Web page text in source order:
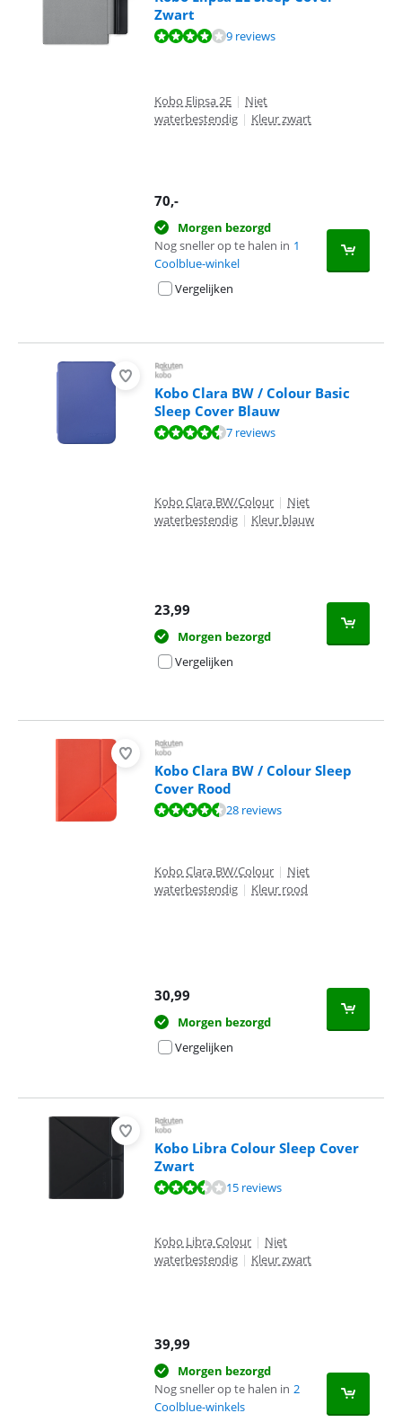
Zwart
Beoordeling is 7,9 van de 10, gebaseerd op 9 reviews.
9 reviews
Kobo Elipsa 2E | Niet
waterbestendig | Kleur zwart
70,-
Morgen bezorgd
Nog sneller op te halen in 1
Coolblue-winkel
Vergelijken
Kobo Clara BW / Colour Basic
Sleep Cover Blauw
Beoordeling is 8,5 van de 10, gebaseerd op 7 reviews.
7 reviews
Kobo Clara BW/Colour | Niet
waterbestendig | Kleur blauw
23,99
Morgen bezorgd
Vergelijken
Kobo Clara BW / Colour Sleep
Cover Rood
Beoordeling is 8,6 van de 10, gebaseerd op 28 reviews.
28 reviews
Kobo Clara BW/Colour | Niet
waterbestendig | Kleur rood
30,99
Morgen bezorgd
Vergelijken
Kobo Libra Colour Sleep Cover
Zwart
Beoordeling is 7,3 van de 10, gebaseerd op 15 reviews.
15 reviews
Kobo Libra Colour | Niet
waterbestendig | Kleur zwart
39,99
Morgen bezorgd
Nog sneller op te halen in 2
Coolblue-winkels